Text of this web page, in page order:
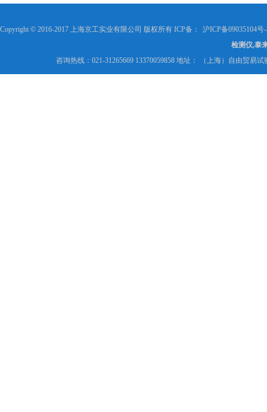
Copyright © 2016-2017 上海京工实业有限公司 版权所有 ICP备：
沪ICP备09035104号
检测仪,泰
咨询热线：021-31265669 13370059858 地址： （上海）自由贸易